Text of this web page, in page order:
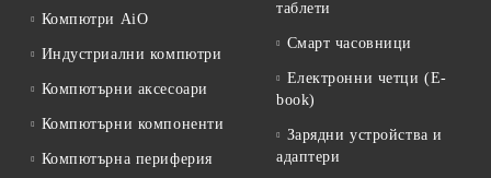
Компютри AiO
Индустриални компютри
Компютърни аксесоари
Компютърни компоненти
Компютърна периферия
таблети
Смарт часовници
Електронни четци (E-
book)
Зарядни устройства и
адаптери